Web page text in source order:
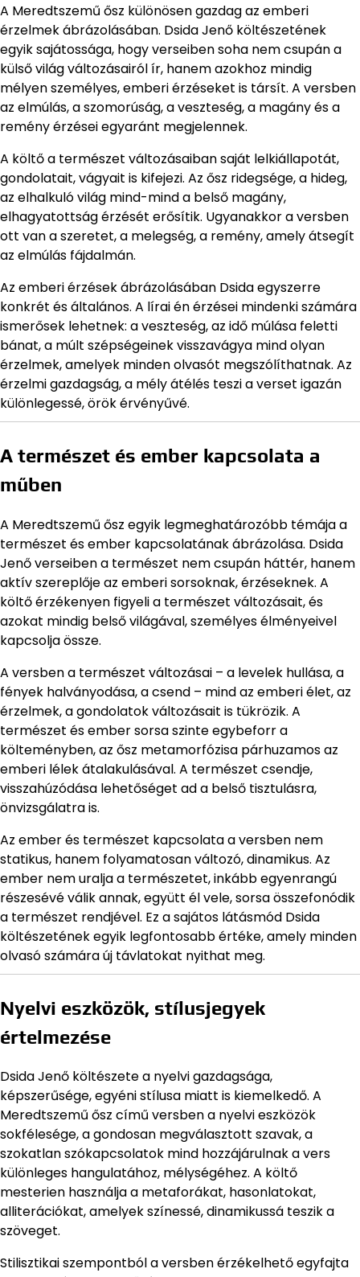
A Meredtszemű ősz különösen gazdag az emberi
érzelmek ábrázolásában. Dsida Jenő költészetének
egyik sajátossága, hogy verseiben soha nem csupán a
külső világ változásairól ír, hanem azokhoz mindig
mélyen személyes, emberi érzéseket is társít. A versben
az elmúlás, a szomorúság, a veszteség, a magány és a
remény érzései egyaránt megjelennek.
A költő a természet változásaiban saját lelkiállapotát,
gondolatait, vágyait is kifejezi. Az ősz ridegsége, a hideg,
az elhalkuló világ mind-mind a belső magány,
elhagyatottság érzését erősítik. Ugyanakkor a versben
ott van a szeretet, a melegség, a remény, amely átsegít
az elmúlás fájdalmán.
Az emberi érzések ábrázolásában Dsida egyszerre
konkrét és általános. A lírai én érzései mindenki számára
ismerősek lehetnek: a veszteség, az idő múlása feletti
bánat, a múlt szépségeinek visszavágya mind olyan
érzelmek, amelyek minden olvasót megszólíthatnak. Az
érzelmi gazdagság, a mély átélés teszi a verset igazán
különlegessé, örök érvényűvé.
A természet és ember kapcsolata a
műben
A Meredtszemű ősz egyik legmeghatározóbb témája a
természet és ember kapcsolatának ábrázolása. Dsida
Jenő verseiben a természet nem csupán háttér, hanem
aktív szereplője az emberi sorsoknak, érzéseknek. A
költő érzékenyen figyeli a természet változásait, és
azokat mindig belső világával, személyes élményeivel
kapcsolja össze.
A versben a természet változásai – a levelek hullása, a
fények halványodása, a csend – mind az emberi élet, az
érzelmek, a gondolatok változásait is tükrözik. A
természet és ember sorsa szinte egybeforr a
költeményben, az ősz metamorfózisa párhuzamos az
emberi lélek átalakulásával. A természet csendje,
visszahúzódása lehetőséget ad a belső tisztulásra,
önvizsgálatra is.
Az ember és természet kapcsolata a versben nem
statikus, hanem folyamatosan változó, dinamikus. Az
ember nem uralja a természetet, inkább egyenrangú
részesévé válik annak, együtt él vele, sorsa összefonódik
a természet rendjével. Ez a sajátos látásmód Dsida
költészetének egyik legfontosabb értéke, amely minden
olvasó számára új távlatokat nyithat meg.
Nyelvi eszközök, stílusjegyek
értelmezése
Dsida Jenő költészete a nyelvi gazdagsága,
képszerűsége, egyéni stílusa miatt is kiemelkedő. A
Meredtszemű ősz című versben a nyelvi eszközök
sokfélesége, a gondosan megválasztott szavak, a
szokatlan szókapcsolatok mind hozzájárulnak a vers
különleges hangulatához, mélységéhez. A költő
mesterien használja a metaforákat, hasonlatokat,
alliterációkat, amelyek színessé, dinamikussá teszik a
szöveget.
Stilisztikai szempontból a versben érzékelhető egyfajta